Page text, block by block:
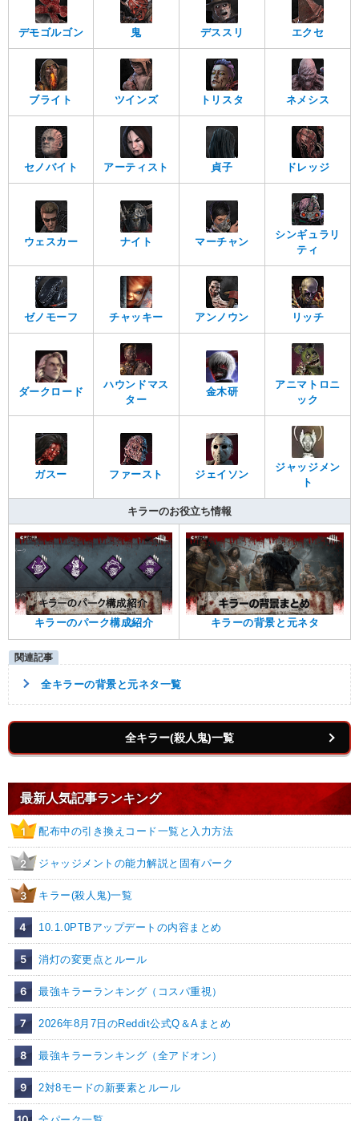
デモゴルゴン 鬼 デススリ エクセ
ブライト ツインズ トリスタ ネメシス
セノバイト アーティスト 貞子 ドレッジ
ウェスカー ナイト マーチャン
シンギュラリ
ティ
ゼノモーフ チャッキー アンノウン リッチ
ダークロード
ハウンドマス
ター
金木研
アニマトロニ
ック
ガスー ファースト ジェイソン
ジャッジメン
ト
キラーのお役立ち情報
キラーのパーク構成紹介 キラーの背景と元ネタ
全キラーの背景と元ネタ一覧
全キラー(殺人鬼)一覧
最新人気記事ランキング
1 配布中の引き換えコード一覧と入力方法
2 ジャッジメントの能力解説と固有パーク
3 キラー(殺人鬼)一覧
4 10.1.0PTBアップデートの内容まとめ
5 消灯の変更点とルール
6 最強キラーランキング（コスパ重視）
7 2026年8月7日のReddit公式Q＆Aまとめ
8 最強キラーランキング（全アドオン）
9 2対8モードの新要素とルール